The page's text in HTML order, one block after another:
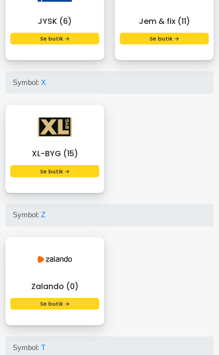
JYSK (6)
Se butik →
Jem & fix (11)
Se butik →
Symbol: X
XL-BYG (15)
Se butik →
Symbol:Z
Zalando (0)
Se butik →
Symbol:T